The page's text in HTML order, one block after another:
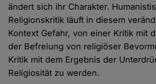
ändert sich ihr Charakter.
Religionskritik läuft in diesem
Kontext Gefahr, von einer Kritik mit
der Befreiung von religiöser
Kritik mit dem Ergebnis der
Religiosität zu werden.